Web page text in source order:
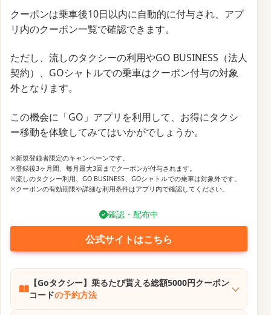
クーポンは乗車後10日以内に自動的に付与され、アプ
リ内のクーポン一覧で確認できます。
ただし、流しのタクシーの利用やGO BUSINESS（法人
契約）、GOシャトルでの乗車はクーポン付与の対象
外となります。
この機会に「GO」アプリを利用して、お得にタクシ
ー移動を体験してみてはいかがでしょうか。
※新規登録者限定のキャンペーンです。​
※登録後3ヶ月間、毎月最大3回までクーポンが付与されます。​
※流しのタクシー利用、GO BUSINESS、GOシャトルでの乗車は対象外です。​
※クーポンの有効期限や詳細な利用条件はアプリ内で確認してください。
確認・配布中
公式サイトはこちら
【Goタクシー】乗るたび貰える総額5000円クーポン
コードの予約方法